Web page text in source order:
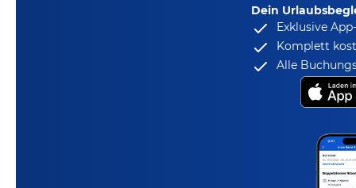
Dein
Exklusive
Komplett
Alle